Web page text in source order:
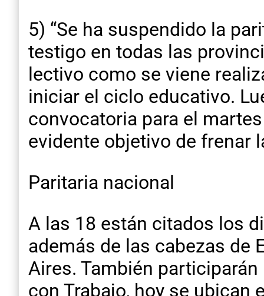
5) “Se ha suspendido la
testigo en todas las
lectivo como se viene
iniciar el ciclo educativo.
convocatoria para el
evidente objetivo de frenar
Paritaria nacional
A las 18 están citados los
además de las cabezas de
Aires. También
con Trabajo, hoy se ubican